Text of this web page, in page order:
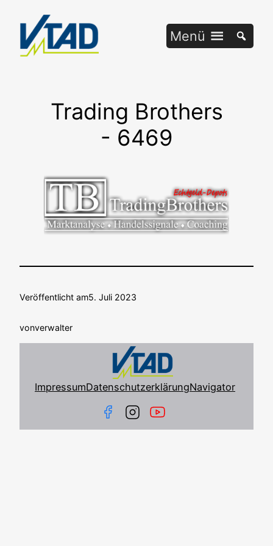
springen
Menü
Trading Brothers
- 6469
Veröffentlicht am5. Juli 2023
vonverwalter
ImpressumDatenschutzerklärungNavigator